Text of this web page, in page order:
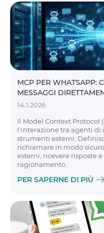
MCP PER WHATSAPP:
MESSAGGI
14.1.2026
Il Model Context Protocol
l'interazione tra agenti
strumenti esterni.
richiamare in modo
esterni, ricevere risposte
ragionamento.
PER SAPERNE DI PIÙ